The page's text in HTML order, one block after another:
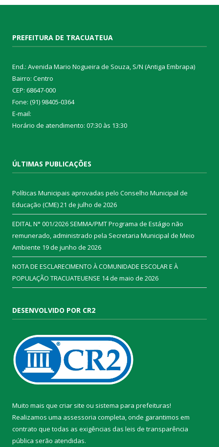
PREFEITURA DE TRACUATEUA
End.: Avenida Mario Nogueira de Souza, S/N (Antiga Embrapa)
Bairro: Centro
CEP: 68647-000
Fone: (91) 98405-0364
E-mail:
Horário de atendimento: 07:30 às 13:30
ÚLTIMAS PUBLICAÇÕES
Políticas Municipais aprovadas pelo Conselho Municipal de
Educação (CME)21 de julho de 2026
EDITAL N° 001/2026 SEMMA/PMT Programa de Estágio não
remunerado, administrado pela Secretaria Municipal de Meio
Ambiente 19 de junho de 2026
NOTA DE ESCLARECIMENTO À COMUNIDADE ESCOLAR E À
POPULAÇÃO TRACUATEUENSE 14 de maio de 2026
DESENVOLVIDO POR CR2
Muito mais que criar site ou sistema para prefeituras!
Realizamos uma assessoria completa, onde garantimos em
contrato que todas as exigências das leis de transparência
pública serão atendidas.